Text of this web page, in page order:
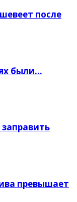
после
были…
превышает